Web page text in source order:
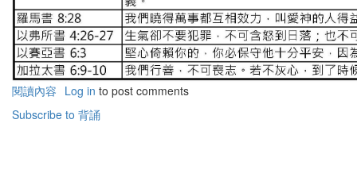
閱讀內容 有
基
Log in to post comments
Subscribe to 背誦